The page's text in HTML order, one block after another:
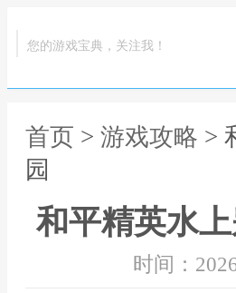
您的游戏宝典，关注我！
首页 > 游戏攻略 >
园
和平精英水
时间：